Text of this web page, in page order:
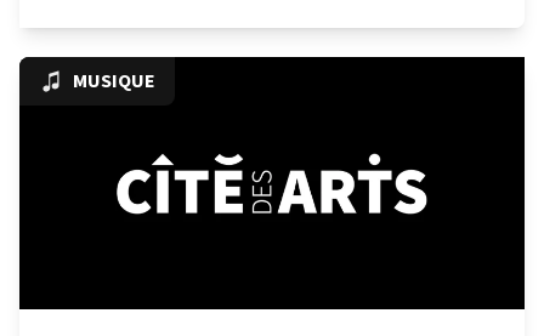
MUSIQUE